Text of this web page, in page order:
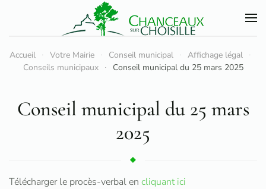
Accéder au contenu principal
Accueil Votre Mairie Conseil municipal
Affichage légal
Conseils municipaux
Conseil municipal du 25 mars 2025
Conseil municipal du 25 mars
2025
Télécharger le procès-verbal en cliquant ici